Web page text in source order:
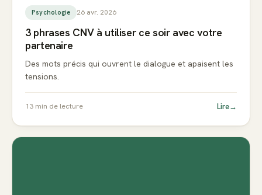
Psychologie 26 avr. 2026
3 phrases CNV à utiliser ce soir avec votre
partenaire
Des mots précis qui ouvrent le dialogue et apaisent les
tensions.
13 min de lecture Lire→